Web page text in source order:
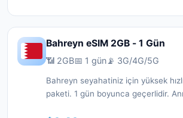
Bahreyn eSIM 2GB - 1 Gün
📶 2GB📅 1 gün📡 3G/4G/5G
Bahreyn seyahatiniz için yüksek
paketi. 1 gün boyunca geçerlidir.